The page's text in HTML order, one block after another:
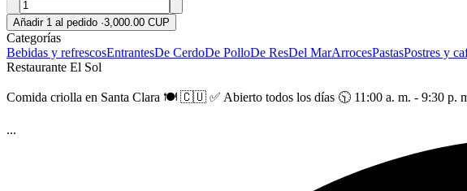
Añadir 1 al pedido ·3,000.00 CUP
Categorías
Bebidas y refrescosEntrantesDe CerdoDe PolloDe ResDel MarArrocesPastasPostres y
Restaurante El Sol
Comida criolla en Santa Clara 🍽️ 🇨🇺 ✅️ Abierto todos los días 🕥 11:00 a. m. - 9:30 p.
...